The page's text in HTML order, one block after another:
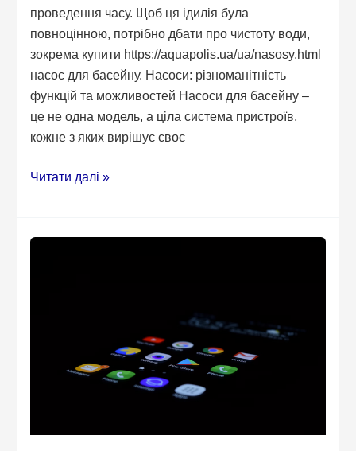
проведення часу. Щоб ця ідилія була
повноцінною, потрібно дбати про чистоту води,
зокрема купити https://aquapolis.ua/ua/nasosy.html
насос для басейну. Насоси: різноманітність
функцій та можливостей Насоси для басейну –
це не одна модель, а ціла система пристроїв,
кожне з яких вирішує своє
Як
та
Читати далі »